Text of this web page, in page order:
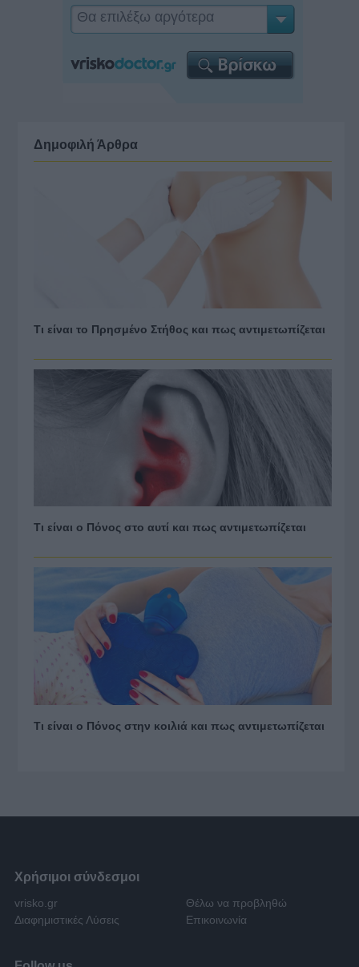
Δημοφιλή Άρθρα
Τι είναι το Πρησμένο Στήθος και πως αντιμετωπίζεται
Τι είναι ο Πόνος στο αυτί και πως αντιμετωπίζεται
Τι είναι ο Πόνος στην κοιλιά και πως αντιμετωπίζεται
Χρήσιμοι σύνδεσμοι
vrisko.gr
Θέλω να προβληθώ
Διαφημιστικές Λύσεις
Επικοινωνία